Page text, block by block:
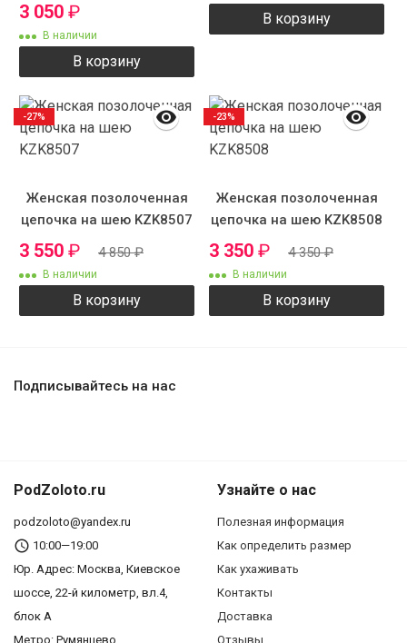
3 050 ₽
В наличии
В корзину
В корзину
Женская позолоченная
цепочка на шею KZK8507
3 550 ₽ 4 850₽
В наличии
В корзину
-27%
Женская позолоченная
цепочка на шею KZK8508
3 350 ₽ 4 350₽
В наличии
В корзину
-23%
Подписывайтесь на нас
PodZoloto.ru
podzoloto@yandex.ru
10:00—19:00
Юр. Адреc: Москва, Киевское
шоссе, 22-й километр, вл.4,
блок А
Метро: Румянцево
Узнайте о нас
Полезная информация
Как определить размер
Как ухаживать
Контакты
Доставка
Отзывы